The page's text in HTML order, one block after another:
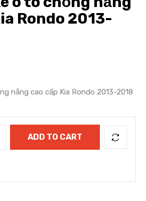
Rondo 2013-
nắng cao cấp Kia Rondo 2013-2018
ADD TO CART